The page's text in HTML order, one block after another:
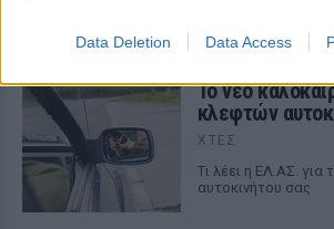
Data Deletion Data Access
Το νέο
κλεφτών
ΧΤΕΣ
Tι λέει η ΕΛ.ΑΣ. για
αυτοκινήτου σας